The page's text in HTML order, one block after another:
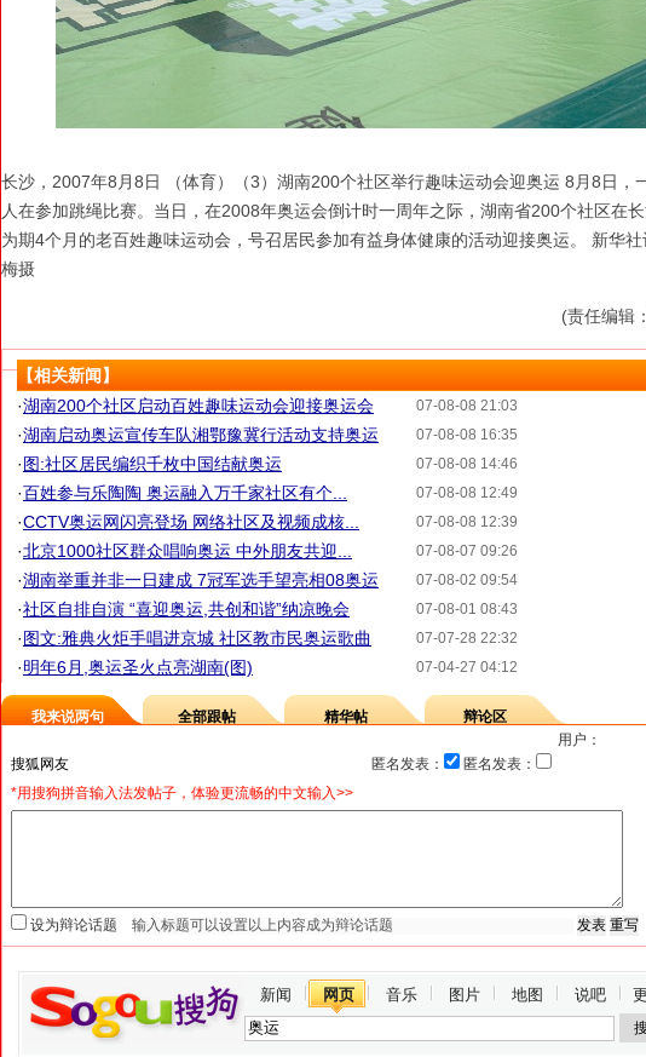
长沙，2007年8月8日 （体育）（3）湖南200个社区举行趣味运动会迎奥运 8月8日，
人在参加跳绳比赛。当日，在2008年奥运会倒计时一周年之际，湖南省200个社区在
为期4个月的老百姓趣味运动会，号召居民参加有益身体健康的活动迎接奥运。 新华
梅摄
(责任编辑
【相关新闻】
07-08-08 21:03
·湖南200个社区启动百姓趣味运动会迎接奥运会
07-08-08 16:35
·湖南启动奥运宣传车队湘鄂豫冀行活动支持奥运
07-08-08 14:46
·图:社区居民编织千枚中国结献奥运
07-08-08 12:49
·百姓参与乐陶陶 奥运融入万千家社区有个...
07-08-08 12:39
·CCTV奥运网闪亮登场 网络社区及视频成核...
07-08-07 09:26
·北京1000社区群众唱响奥运 中外朋友共迎...
07-08-02 09:54
·湖南举重并非一日建成 7冠军选手望亮相08奥运
07-08-01 08:43
·社区自排自演 “喜迎奥运,共创和谐”纳凉晚会
07-07-28 22:32
·图文:雅典火炬手唱进京城 社区教市民奥运歌曲
07-04-27 04:12
·明年6月,奥运圣火点亮湖南(图)
我来说两句 全部跟帖 精华帖
辩论区
用户：
匿名发表：
匿名发表：
*用搜狗拼音输入法发帖子，体验更流畅的中文输入>>
设为辩论话题
新闻 网页 音乐 图片 地图 说吧